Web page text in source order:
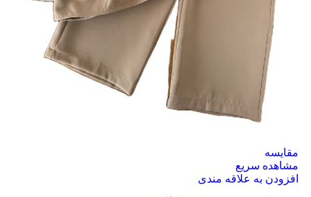
مقایسه
مشاهده سریع
افزودن به علاقه مندی